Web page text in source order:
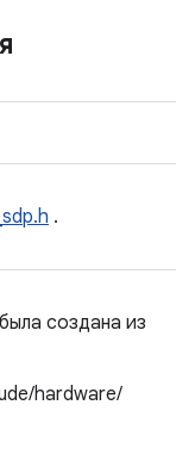
.
создана из
hardware/